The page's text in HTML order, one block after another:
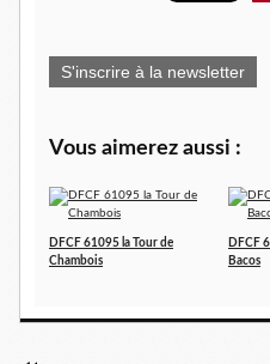
S'inscrire à la newsletter
Vous aimerez aussi :
DFCF 61095 la Tour de
Chambois
DFCF
Bacos